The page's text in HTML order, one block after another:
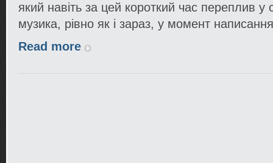
який навіть за цей короткий час переплив у
музика, рівно як і зараз, у момент написання
Read more